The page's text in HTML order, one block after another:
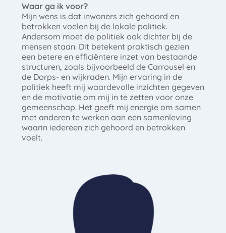
Waar ga ik voor?
Mijn wens is dat inwoners zich gehoord en
betrokken voelen bij de lokale politiek.
Andersom moet de politiek ook dichter bij de
mensen staan. Dit betekent praktisch gezien
een betere en efficiëntere inzet van bestaande
structuren, zoals bijvoorbeeld de Carrousel en
de Dorps- en wijkraden. Mijn ervaring in de
politiek heeft mij waardevolle inzichten gegeven
en de motivatie om mij in te zetten voor onze
gemeenschap. Het geeft mij energie om samen
met anderen te werken aan een samenleving
waarin iedereen zich gehoord en betrokken
voelt.